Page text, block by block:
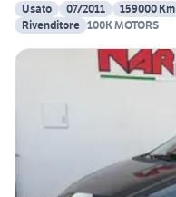
Usato
07/2011 159000 Km
Rivenditore 100K MOTORS